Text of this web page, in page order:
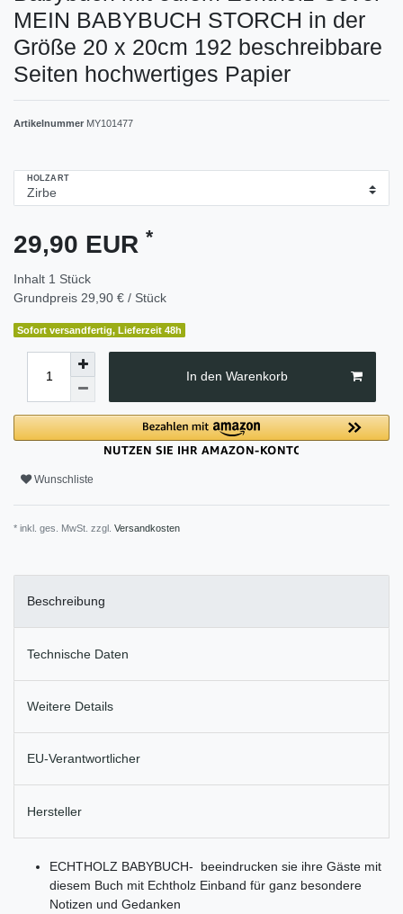
MEIN BABYBUCH STORCH in der
Größe 20 x 20cm 192 beschreibbare
Seiten hochwertiges Papier
Artikelnummer MY101477
HOLZART
29,90 EUR *
Inhalt 1 Stück
Grundpreis 29,90 € / Stück
Sofort versandfertig, Lieferzeit 48h
In den Warenkorb
Wunschliste
* inkl. ges. MwSt. zzgl. Versandkosten
Beschreibung
Technische Daten
Weitere Details
EU-Verantwortlicher
Hersteller
ECHTHOLZ BABYBUCH- beeindrucken sie ihre Gäste mit
diesem Buch mit Echtholz Einband für ganz besondere
Notizen und Gedanken